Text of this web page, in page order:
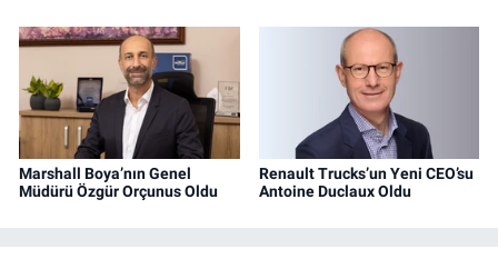
Marshall Boya’nın Genel
Müdürü Özgür Orçunus Oldu
Renault Trucks’un Yeni CEO’su
Antoine Duclaux Oldu